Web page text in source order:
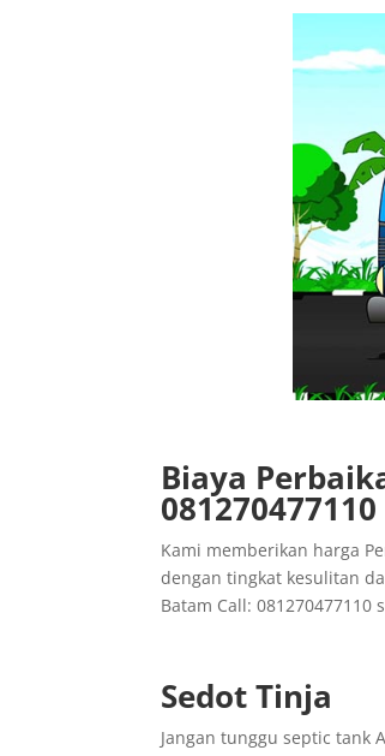
Biaya
081270477110
Kami memberikan harga
dengan tingkat kesulitan
Batam Call:
Sedot Tinja
Jangan tunggu septic tank